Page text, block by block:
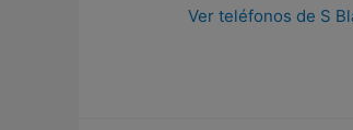
Ver teléfonos de S